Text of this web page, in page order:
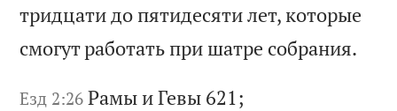
тридцати до пятидесятилет, которые
смогутработать при шатре собрания.
Езд 2:26 Рамы иГевы 621;